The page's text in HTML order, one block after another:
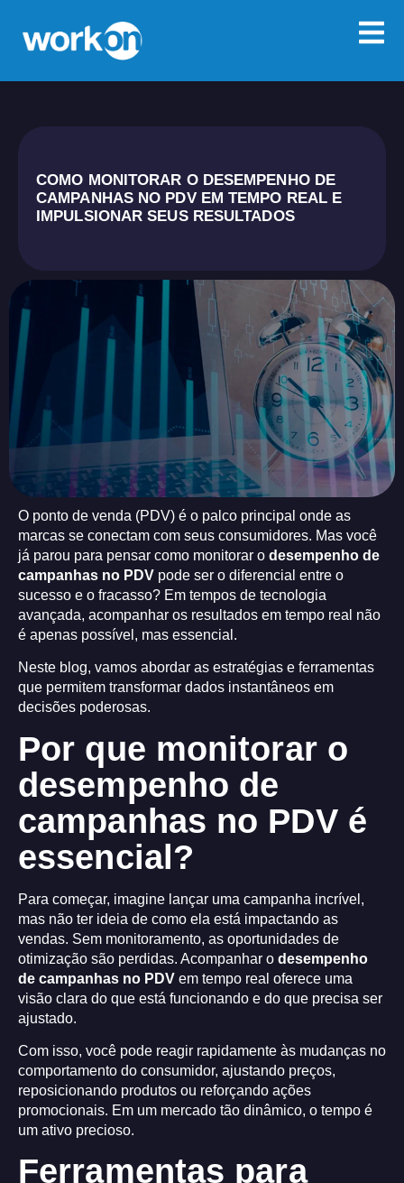
COMO MONITORAR O DESEMPENHO DE
CAMPANHAS NO PDV EM TEMPO REAL E
IMPULSIONAR SEUS RESULTADOS
O ponto de venda (PDV) é o palco principal onde as
marcas se conectam com seus consumidores. Mas você
já parou para pensar como monitorar o desempenho de
campanhas no PDV pode ser o diferencial entre o
sucesso e o fracasso? Em tempos de tecnologia
avançada, acompanhar os resultados em tempo real não
é apenas possível, mas essencial.
Neste blog, vamos abordar as estratégias e ferramentas
que permitem transformar dados instantâneos em
decisões poderosas.
Por que monitorar o
desempenho de
campanhas no PDV é
essencial?
Para começar, imagine lançar uma campanha incrível,
mas não ter ideia de como ela está impactando as
vendas. Sem monitoramento, as oportunidades de
otimização são perdidas. Acompanhar o desempenho
de campanhas no PDV em tempo real oferece uma
visão clara do que está funcionando e do que precisa ser
ajustado.
Com isso, você pode reagir rapidamente às mudanças no
comportamento do consumidor, ajustando preços,
reposicionando produtos ou reforçando ações
promocionais. Em um mercado tão dinâmico, o tempo é
um ativo precioso.
Ferramentas para